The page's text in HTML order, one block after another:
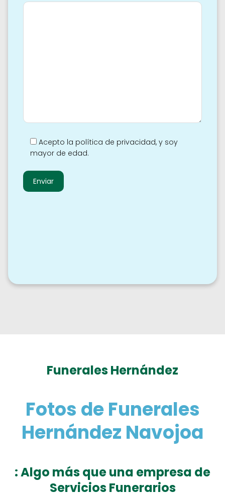
Acepto la política de privacidad, y soy
mayor de edad.
Funerales Hernández
Fotos de Funerales
Hernández Navojoa
: Algo más que una empresa de
Servicios Funerarios